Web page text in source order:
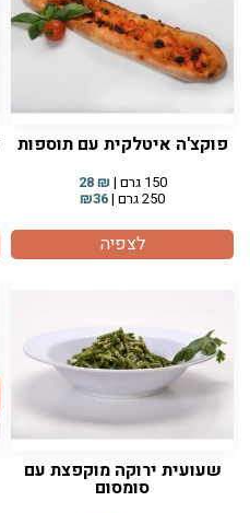
פוקצ'ה איטלקית עם תוספות
150 גרם | ₪
28
250 גרם | ₪36
לצפיה
שעועית ירוקה מוקפצת עם
סומסום